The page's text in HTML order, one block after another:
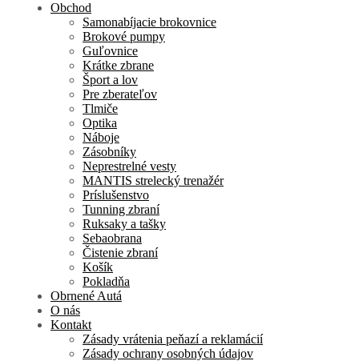
Obchod
Samonabíjacie brokovnice
Brokové pumpy
Guľovnice
Krátke zbrane
Šport a lov
Pre zberateľov
Tlmiče
Optika
Náboje
Zásobníky
Neprestrelné vesty
MANTIS strelecký trenažér
Príslušenstvo
Tunning zbraní
Ruksaky a tašky
Sebaobrana
Čistenie zbraní
Košík
Pokladňa
Obrnené Autá
O nás
Kontakt
Zásady vrátenia peňazí a reklamácií
Zásady ochrany osobných údajov